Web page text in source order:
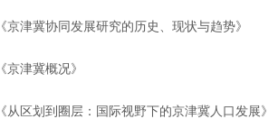
《京津冀协同发展研究的历史、现状与趋势》
《京津冀概况》
《从区划到圈层：国际视野下的京津冀人口发展》